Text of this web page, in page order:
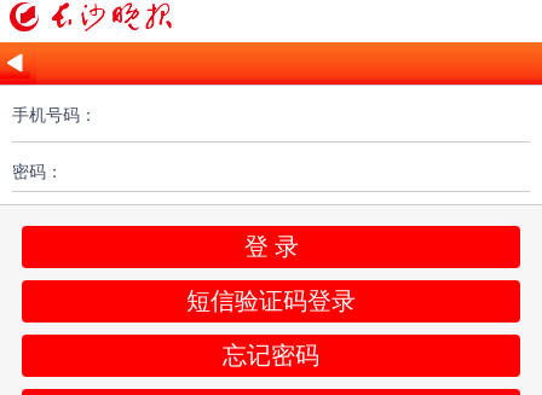
手机号码：
密码：
登 录
短信验证码登录
忘记密码